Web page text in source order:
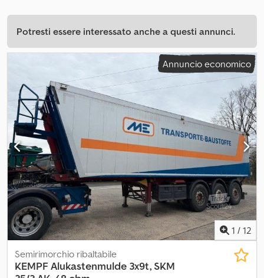
Potresti essere interessato anche a questi annunci.
Annuncio economico
1 / 12
Semirimorchio ribaltabile
KEMPF Alukastenmulde 3x9t, SKM